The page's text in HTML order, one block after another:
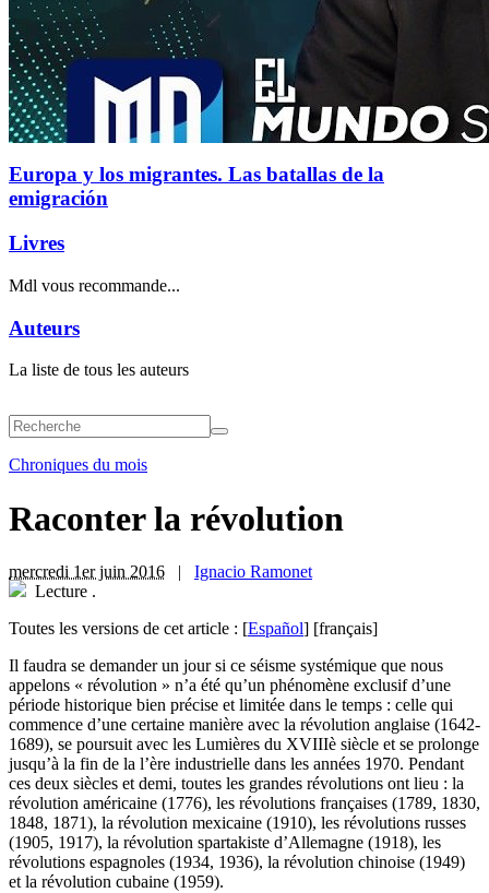
Europa y los migrantes. Las batallas de la
emigración
Livres
Mdl vous recommande...
Auteurs
La liste de tous les auteurs
Chroniques du mois
Raconter la révolution
mercredi 1er juin 2016 | Ignacio Ramonet
Lecture .
Toutes les versions de cet article : [Español] [français]
Il faudra se demander un jour si ce séisme systémique que nous
appelons « révolution » n’a été qu’un phénomène exclusif d’une
période historique bien précise et limitée dans le temps : celle qui
commence d’une certaine manière avec la révolution anglaise (1642-
1689), se poursuit avec les Lumières du XVIIIè siècle et se prolonge
jusqu’à la fin de la l’ère industrielle dans les années 1970. Pendant
ces deux siècles et demi, toutes les grandes révolutions ont lieu : la
révolution américaine (1776), les révolutions françaises (1789, 1830,
1848, 1871), la révolution mexicaine (1910), les révolutions russes
(1905, 1917), la révolution spartakiste d’Allemagne (1918), les
révolutions espagnoles (1934, 1936), la révolution chinoise (1949)
et la révolution cubaine (1959).